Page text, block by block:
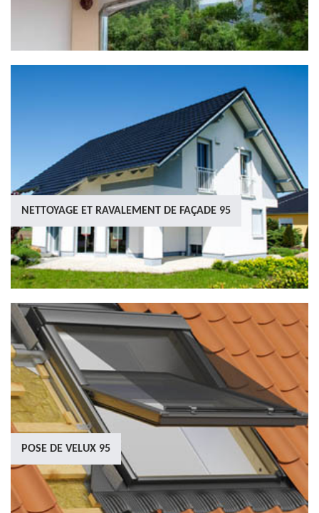
NETTOYAGE ET RAVALEMENT DE FAÇADE 95
POSE DE VELUX 95